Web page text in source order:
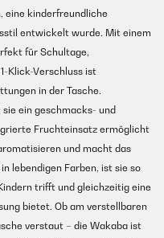
eine kinderfreundliche
entwickelt wurde. Mit einem
für Schultage,
Klick-Verschluss ist
in der Tasche.
ein geschmacks- und
Fruchteinsatz ermöglicht
und macht das
lebendigen Farben, ist sie so
trifft und gleichzeitig eine
bietet. Ob am verstellbaren
verstaut – die Wakaba ist